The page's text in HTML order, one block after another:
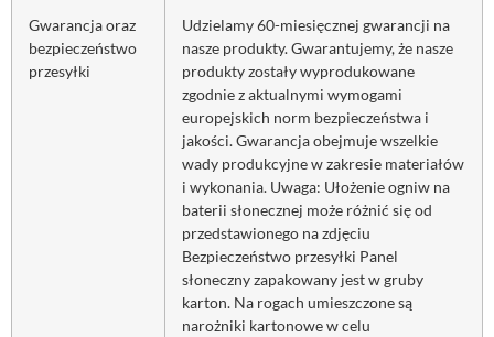
Gwarancja oraz
bezpieczeństwo
przesyłki
Udzielamy 60-miesięcznej gwarancji na
nasze produkty. Gwarantujemy, że nasze
produkty zostały wyprodukowane
zgodnie z aktualnymi wymogami
europejskich norm bezpieczeństwa i
jakości. Gwarancja obejmuje wszelkie
wady produkcyjne w zakresie materiałów
i wykonania. Uwaga: Ułożenie ogniw na
baterii słonecznej może różnić się od
przedstawionego na zdjęciu
Bezpieczeństwo przesyłki Panel
słoneczny zapakowany jest w gruby
karton. Na rogach umieszczone są
narożniki kartonowe w celu